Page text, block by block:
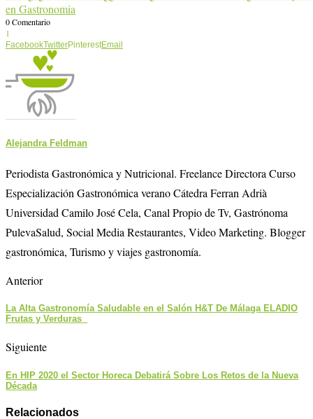
en Gastronomia
0 Comentario
1
FacebookTwitterPinterestEmail
Alejandra Feldman
Periodista Gastronómica y Nutricional. Freelance Directora Curso
Especialización Gastronómica verano Cátedra Ferran Adrià
Universidad Camilo José Cela, Canal Propio de Tv, Gastrónoma
PulevaSalud, Social Media Restaurantes, Video Marketing. Blogger
gastronómica, Turismo y viajes gastronomía.
Anterior
La Alta Gastronomía Saludable en el Salón H&T De Málaga ELADIO
Frutas y Verduras
Siguiente
En HIP 2020 el Sector Horeca Debatirá Sobre Los Retos de la Nueva
Década
Relacionados